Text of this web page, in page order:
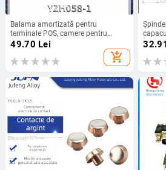
Balama amortizată pentru
terminale POS, camere pentru
documente, scanere de coduri de
bare, case de marcat și lampă LED
de birou
49.70 Lei
add_shopping_cart
jucărie
32.91